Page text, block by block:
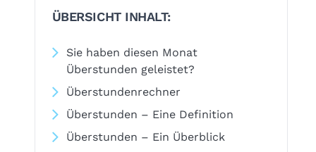
ÜBERSICHT INHALT:
Sie haben diesen Monat
Überstunden geleistet?
Überstundenrechner
Überstunden – Eine Definition
Überstunden – Ein Überblick